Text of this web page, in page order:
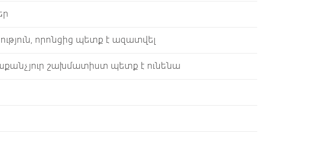
որոնցից պետք է ազատվել
շախմատիստ պետք է ունենա